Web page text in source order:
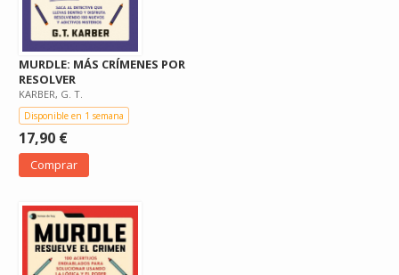
MURDLE: MÁS CRÍMENES POR
RESOLVER
KARBER, G. T.
Disponible en 1 semana
17,90 €
Comprar